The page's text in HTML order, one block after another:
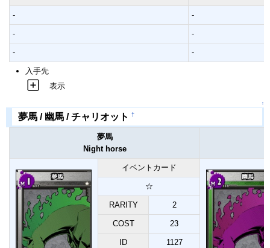
- -
- -
- -
入手先
表示
↑
夢馬 / 幽馬 / チャリオット †
夢馬
Night horse
イベントカード
☆
RARITY 2
COST 23
ID 1127